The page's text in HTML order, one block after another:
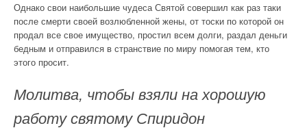
Однако свои наибольшие чудеса Святой совершил как раз таки
после смерти своей возлюбленной жены, от тоски по которой он
продал все свое имущество, простил всем долги, раздал деньги
бедным и отправился в странствие по миру помогая тем, кто
этого просит.
Молитва, чтобы взяли на хорошую
работу святому Спиридон